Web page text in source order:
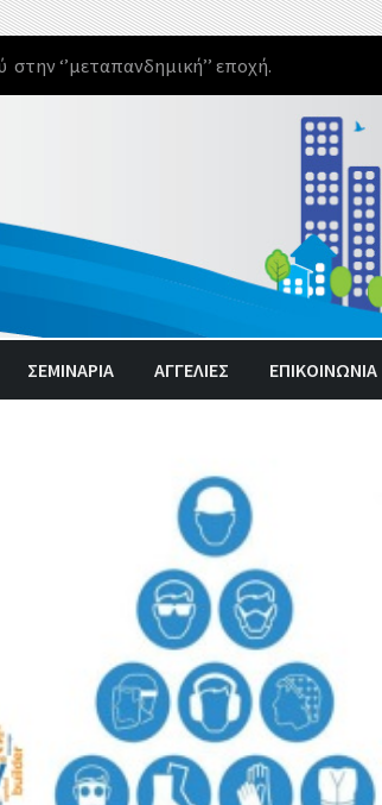
‘’μεταπανδημική’’ εποχή.
ΣΕΜΙΝΑΡΙΑ ΑΓΓΕΛΊΕΣ ΕΠΙΚΟΙΝΩΝΙΑ